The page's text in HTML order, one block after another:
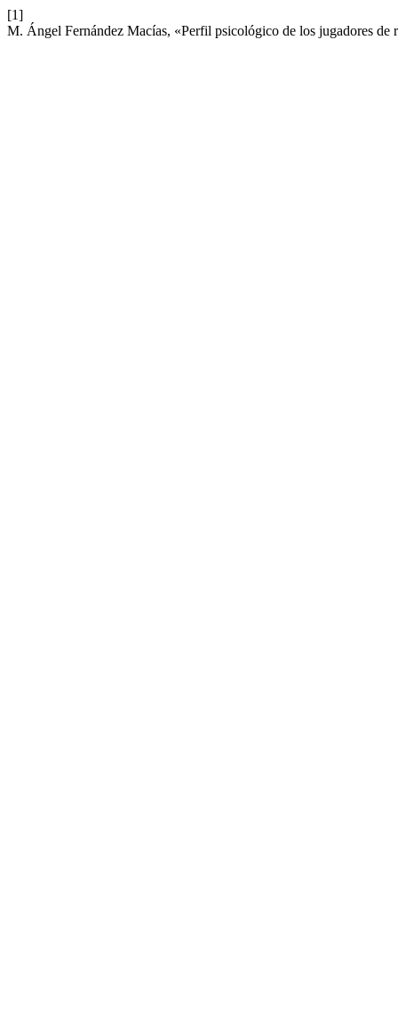
[1]
M. Ángel Fernández Macías, «Perfil psicológico de los jugadores